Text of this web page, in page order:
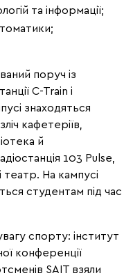
та інформації;
поруч із
C-Train і
знаходяться
кафетеріїв,
й
103 Pulse,
театр. На кампусі
студентам під час
спорту: інститут
конференції
SAIT взяли